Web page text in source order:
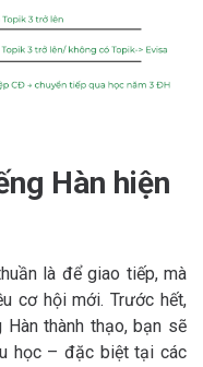
Hàn hiện
là để giao tiếp, mà
cơ hội mới. Trước hết,
thành thạo, bạn sẽ
học – đặc biệt tại các